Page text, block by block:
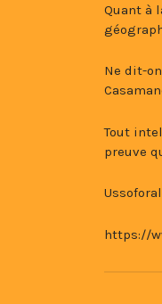
Quant à
Ne dit-
Tout
preuve
https://